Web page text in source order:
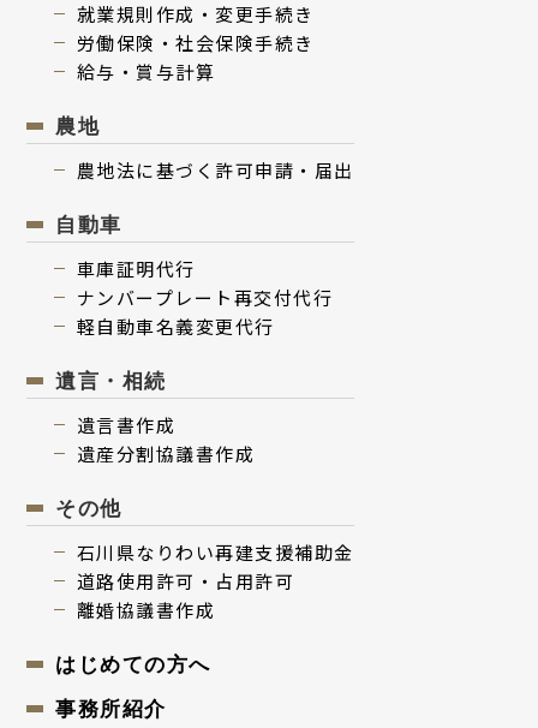
就業規則作成・変更⼿続き
労働保険・社会保険⼿続き
給与・賞与計算
農地
農地法に基づく許可申請・届出
⾃動⾞
⾞庫証明代行
ナンバープレート再交付代⾏
軽⾃動⾞名義変更代⾏
遺⾔・相続
遺⾔書作成
遺産分割協議書作成
その他
⽯川県なりわい再建⽀援補助⾦
道路使用許可・占用許可
離婚協議書作成
はじめての⽅へ
事務所紹介